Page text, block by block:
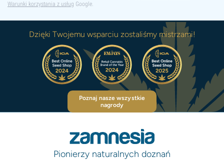
Warunki korzystania z usług Google.
Dzięki Twojemu wsparciu zostaliśmy mistrzami!
Poznaj nasze wszystkie
nagrody
Pionierzy naturalnych doznań